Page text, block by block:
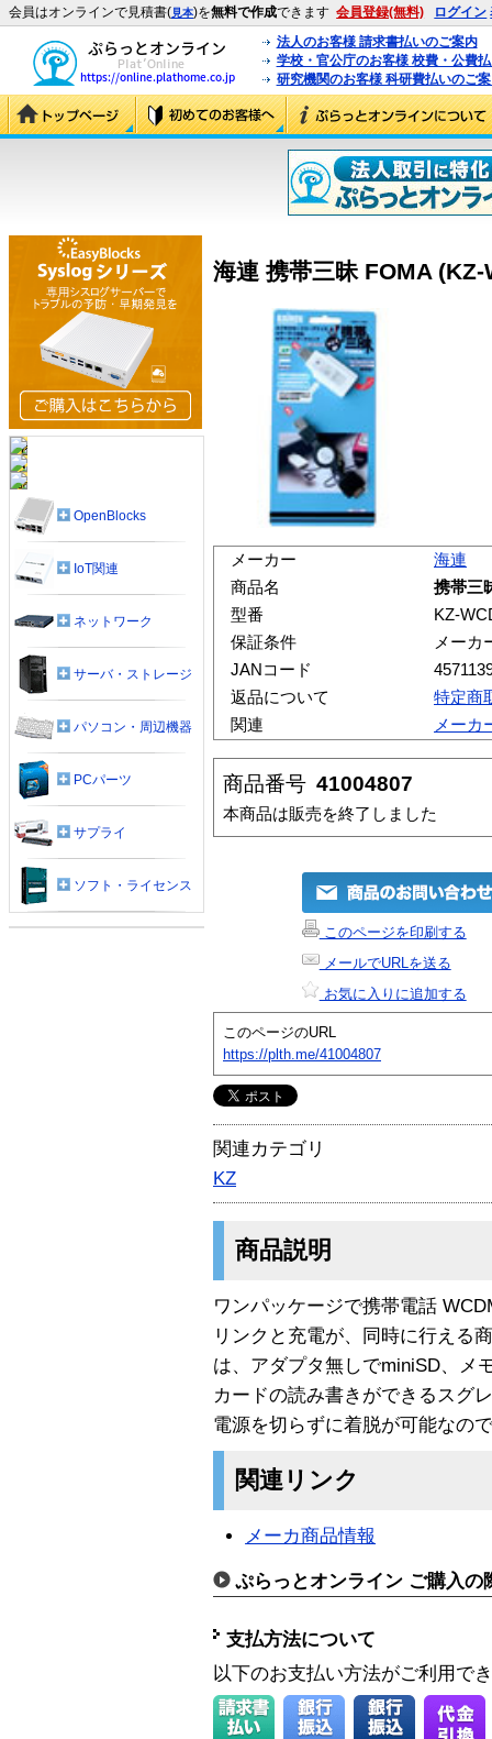
会員はオンラインで見積書(見本)を無料で作成できます 会員登録(無料) ログイン
法人のお客様 請求書払いのご案内
学校・官公庁のお客様 校費・公費
研究機関のお客様 科研費払いのご
海連 携帯三昧 FOMA
メーカー
海連
商品名
携帯三
型番
KZ-
保証条件
メーカ
JANコード
返品について
特定商
関連
メーカ
商品番号 41004807
本商品は販売を終了しました
このページを印刷する
メールでURLを送る
お気に入りに追加する
このページのURL
https://plth.me/41004807
関連カテゴリ
KZ
商品説明
ワンパッケージで携帯電話
リンクと充電が、同時に行える
は、アダプタ無しでminiSD、メ
カードの読み書きができるスグ
電源を切らずに着脱が可能なの
関連リンク
メーカ商品情報
ぷらっとオンライン ご購入の
支払方法について
以下のお支払い方法がご利用で
OpenBlocks
IoT関連
ネットワーク
サーバ・ストレージ
パソコン・周辺機器
PCパーツ
サプライ
ソフト・ライセンス